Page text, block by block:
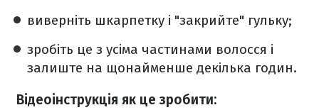
виверніть шкарпетку і "закрийте" гульку;
зробіть це з усіма частинами волосся і
залиште на щонайменше декілька годин.
Відеоінструкція як це зробити: